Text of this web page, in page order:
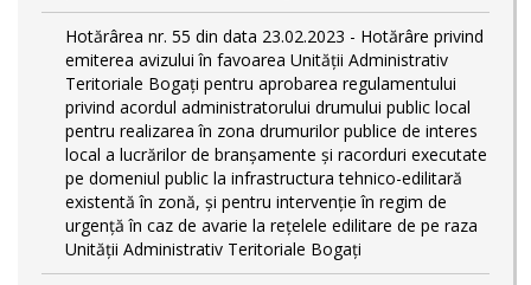
Hotărârea nr. 55 din data 23.02.2023 - Hotărâre privind
emiterea avizului în favoarea Unității Administrativ
Teritoriale Bogați pentru aprobarea regulamentului
privind acordul administratorului drumului public local
pentru realizarea în zona drumurilor publice de interes
local a lucrărilor de branșamente și racorduri executate
pe domeniul public la infrastructura tehnico-edilitară
existentă în zonă, și pentru intervenție în regim de
urgență în caz de avarie la rețelele edilitare de pe raza
Unității Administrativ Teritoriale Bogați